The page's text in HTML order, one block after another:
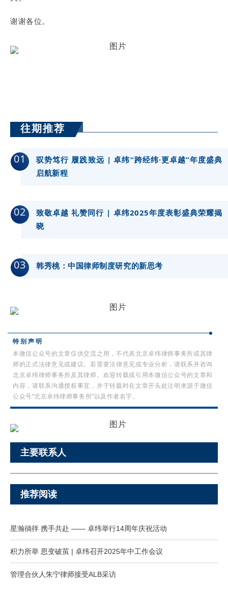
谢谢各位。
往期推荐
01
驭势笃行 履践致远 | 卓纬“跨经纬·更卓越”年度盛典
启航新程
02
致敬卓越 礼赞同行 | 卓纬2025年度表彰盛典荣耀揭
晓
03 韩秀桃：中国律师制度研究的新思考
特 别 声 明
本微信公众号的文章仅供交流之用，不代表北京卓纬律师事务所或其律
师的正式法律意见或建议。若需要法律意见或专业分析，请联系并咨询
北京卓纬律师事务所及其律师。欢迎转载或引用本微信公众号的文章和
内容，请联系沟通授权事宜，并于转载时在文章开头处注明来源于微信
公众号“北京卓纬律师事务所”以及作者名字。
主要联系人
推荐阅读
星瀚徜徉 携手共赴 —— 卓纬举行14周年庆祝活动
积力所举 思变破茧 | 卓纬召开2025年中工作会议
管理合伙人朱宁律师接受ALB采访